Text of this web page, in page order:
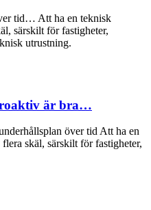
tid… Att ha en teknisk
särskilt för fastigheter,
utrustning.
är bra…
över tid Att ha en
skäl, särskilt för fastigheter,